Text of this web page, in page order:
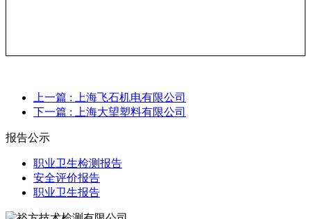
上一篇 : 上海飞石机电有限公司
下一篇 : 上海大望塑料有限公司
报告公示
职业卫生检测报告
安全评价报告
职业卫生报告